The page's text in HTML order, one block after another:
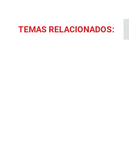
TEMAS RELACIONADOS: